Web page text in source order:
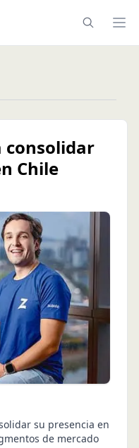
consolidar
Chile
su presencia en
de mercado